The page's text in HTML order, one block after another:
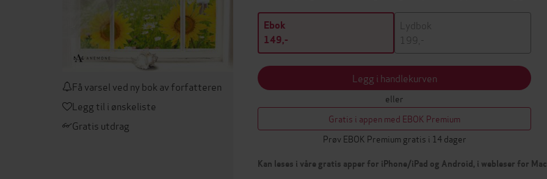
Få varsel ved ny bok av forfatteren
Legg til i ønskeliste
Gratis utdrag
Ebok
149,-
Lydbok
199,-
Legg i handlekurven
eller
Gratis i appen med EBOK Premium
Prøv EBOK Premium gratis i 14 dager
Kan leses i våre gratis apper for iPhone/iPad og Android, i webleser for